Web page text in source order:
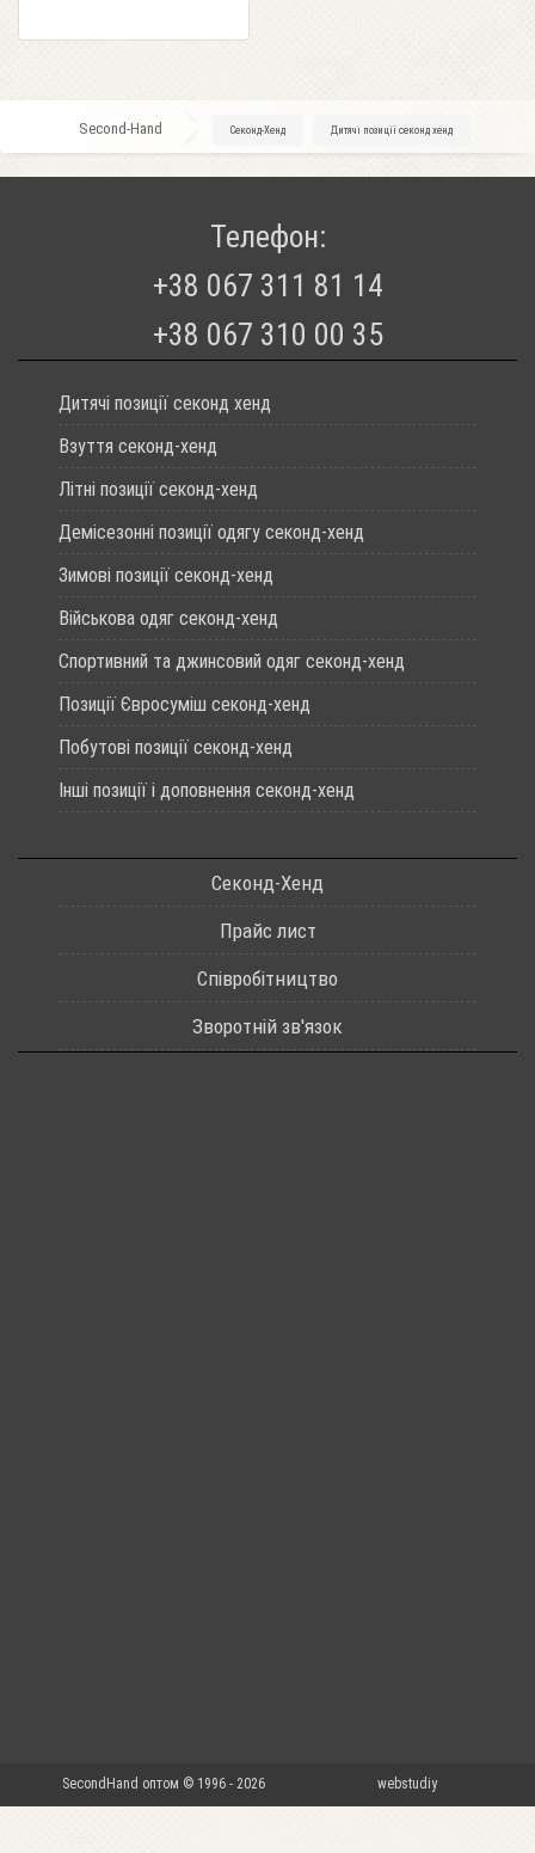
Second-Hand Секонд-Хенд Дитячі позиції секонд хенд
Телефон:
+38 067 311 81 14
+38 067 310 00 35
Дитячі позиції секонд хенд
Взуття секонд-хенд
Літні позиції секонд-хенд
Демісезонні позиції одягу секонд-хенд
Зимові позиції секонд-хенд
Військова одяг секонд-хенд
Спортивний та джинсовий одяг секонд-хенд
Позиції Євросуміш секонд-хенд
Побутові позиції секонд-хенд
Інші позиції і доповнення секонд-хенд
Секонд-Хенд
Прайс лист
Співробітництво
Зворотній зв'язок
SecondHand оптом © 1996 - 2026 webstudiy